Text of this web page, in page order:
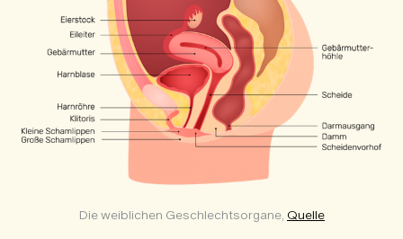
Die weiblichen Geschlechtsorgane, Quelle